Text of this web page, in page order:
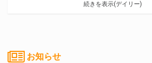
続きを表示(デイリー)
お知らせ